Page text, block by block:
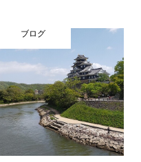
ブログ